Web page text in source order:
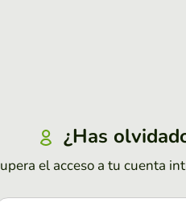
¿Has
el acceso a tu cuenta